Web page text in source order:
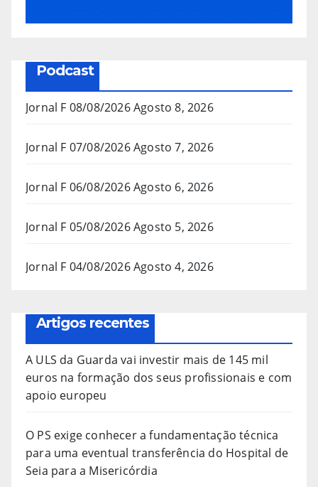
Podcast
Jornal F 08/08/2026Agosto 8, 2026
Jornal F 07/08/2026Agosto 7, 2026
Jornal F 06/08/2026Agosto 6, 2026
Jornal F 05/08/2026Agosto 5, 2026
Jornal F 04/08/2026Agosto 4, 2026
Artigos recentes
A ULS da Guarda vai investir mais de 145 mil
euros na formação dos seus profissionais e com
apoio europeu
O PS exige conhecer a fundamentação técnica
para uma eventual transferência do Hospital de
Seia para a Misericórdia